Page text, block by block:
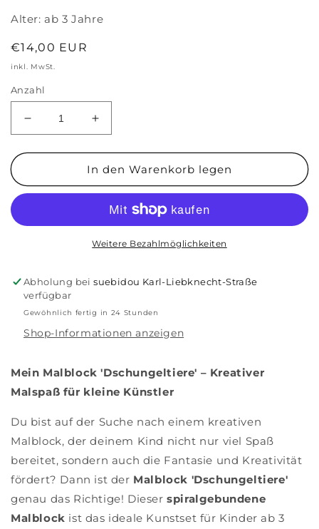
Alter: ab 3 Jahre
Normaler
Preis
€14,00 EUR
inkl. MwSt.
Anzahl
Verringere
die
Menge
Mein
&#39;Dschungeltiere&#39;
Erhöhe
die
Menge
für
Mein
Malblock
&#39;Dschungeltiere&#39;
In den Warenkorb legen
Weitere Bezahlmöglichkeiten
Abholung beisuebidou Karl-Liebknecht-Straße
verfügbar
Gewöhnlich fertig in 24 Stunden
Shop-Informationen anzeigen
Mein Malblock 'Dschungeltiere' – Kreativer
Malspaß für kleine Künstler
Du bist auf der Suche nach einem kreativen
Malblock, der deinem Kind nicht nur viel Spaß
bereitet, sondern auch die Fantasie und Kreativität
fördert? Dann ist der Malblock 'Dschungeltiere'
genau das Richtige! Dieserspiralgebundene
Malblock ist das ideale Kunstset für Kinder ab 3